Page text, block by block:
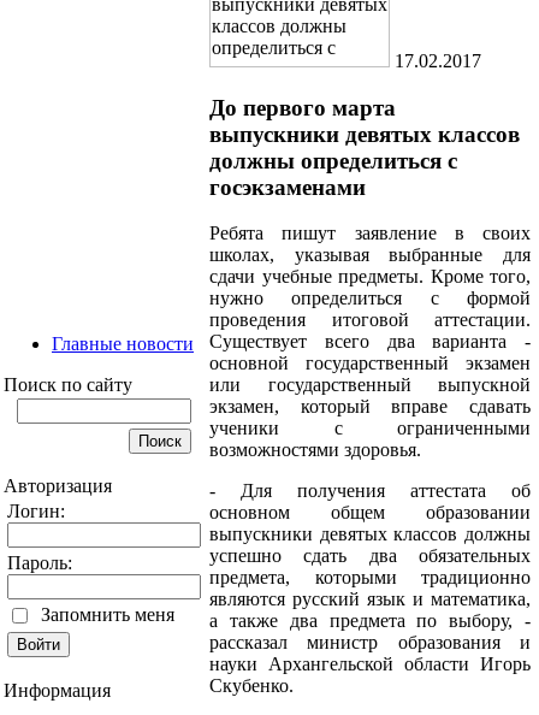
Главные новости
Поиск по сайту
Авторизация
Логин:
Пароль:
Запомнить меня
Информация
17.02.2017
До первого марта
выпускники девятых классов
должны определиться с
госэкзаменами
Ребята пишут заявление в своих
школах, указывая выбранные для
сдачи учебные предметы. Кроме того,
нужно определиться с формой
проведения итоговой аттестации.
Существует всего два варианта -
основной государственный экзамен
или государственный выпускной
экзамен, который вправе сдавать
ученики с ограниченными
возможностями здоровья.
- Для получения аттестата об
основном общем образовании
выпускники девятых классов должны
успешно сдать два обязательных
предмета, которыми традиционно
являются русский язык и математика,
а также два предмета по выбору, -
рассказал министр образования и
науки Архангельской области Игорь
Скубенко.